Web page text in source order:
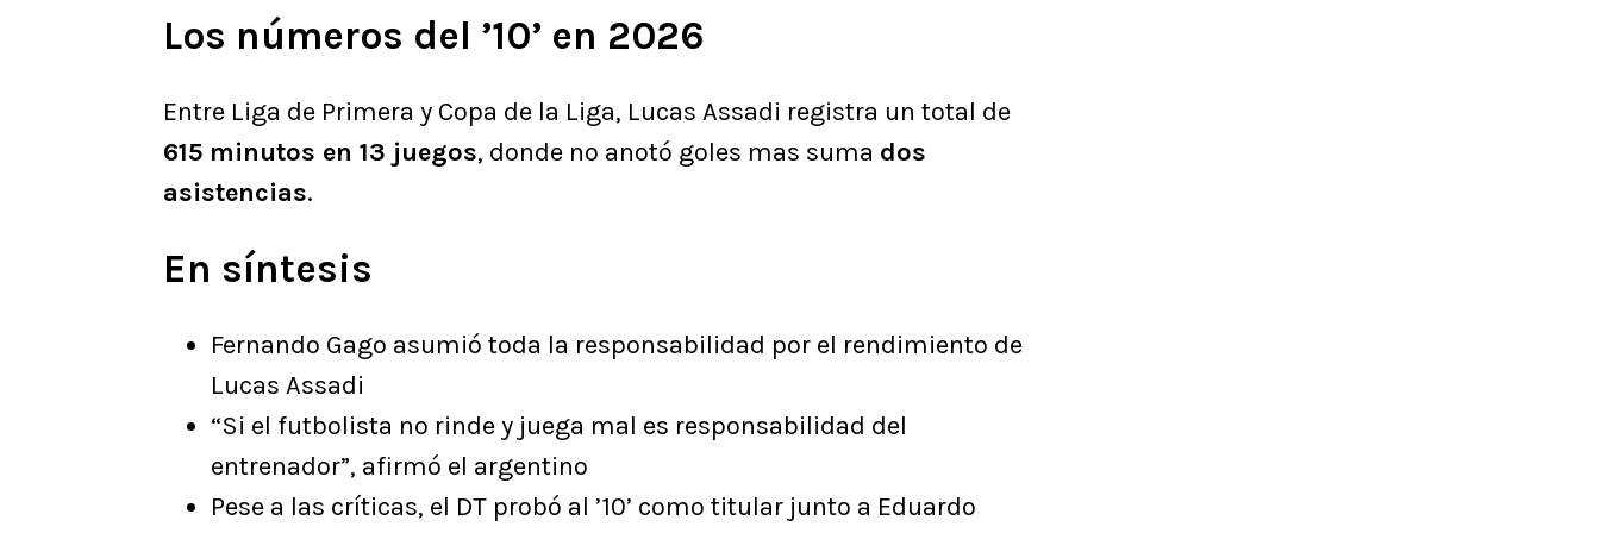
Los números del ’10’ en 2026
Entre Liga de Primera y Copa de la Liga, Lucas Assadi registra un total de
615 minutos en 13 juegos, donde no anotó goles mas suma dos
asistencias.
En síntesis
Fernando Gago asumió toda la responsabilidad por el rendimiento de
Lucas Assadi
“Si el futbolista no rinde y juega mal es responsabilidad del
entrenador”, afirmó el argentino
Pese a las críticas, el DT probó al ’10’ como titular junto a Eduardo